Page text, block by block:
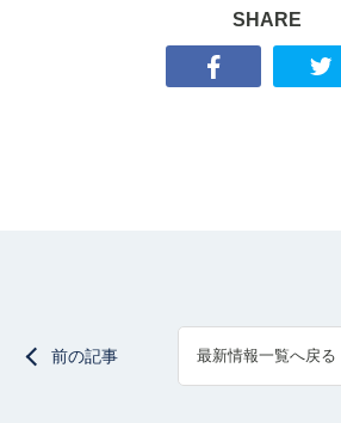
SHARE
前の記事 最新情報一覧へ戻る